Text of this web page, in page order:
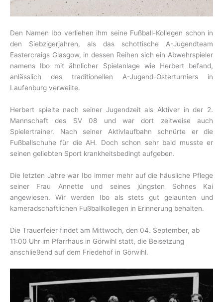
Den Namen Ibo verliehen ihm seine Fußball-Kollegen schon in
den Siebzigerjahren, als das schottische A-Jugendteam
Eastercraigs Glasgow, in dessen Reihen sich ein Abwehrspieler
namens Ibo mit ähnlicher Spielanlage wie Herbert befand,
anlässlich des traditionellen A-Jugend-Osterturniers in
Laufenburg verweilte.
Herbert spielte nach seiner Jugendzeit als Aktiver in der 2.
Mannschaft des SV 08 und war dort zeitweise auch
Spielertrainer. Nach seiner Aktivlaufbahn schnürte er die
Fußballschuhe für die AH. Doch schon sehr bald musste er
seinen geliebten Sport krankheitsbedingt aufgeben.
Die letzten Jahre war Ibo immer mehr auf die häusliche Pflege
seiner Frau Annette und seines jüngsten Sohnes Kai
angewiesen. Wir werden Ibo als stets gut gelaunten und
kameradschaftlichen Fußballkollegen in Erinnerung behalten.
Die Trauerfeier findet am Mittwoch, den 04. September, ab
11:00 Uhr im Pfarrhaus in Görwihl statt, die Beisetzung
anschließend auf dem Friedehof in Görwihl.